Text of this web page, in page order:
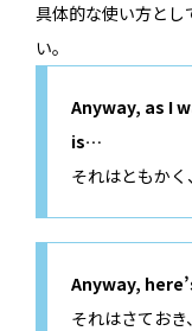
具体的な使い方とし
い。
Anyway, as I
is…
それはともか
Anyway,
それはさてお